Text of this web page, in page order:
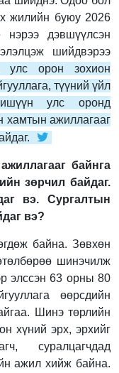
жилийн буюу 2026
нэрээ дэвшүүлсэн
шийдвэрээ
улс орон зохион
түүний үйл
улс оронд
хамтын ажиллагааг
байнга
зөрчил байдаг.
вэ. Сургалтын
вэ?
байна. Зөвхөн
шинэчилж
элссэн 63 орны 80
өөрсдийн
Шинэ төрлийн
хүний эрх, эрхийг
суралцагчдад
ажил хийж байна.